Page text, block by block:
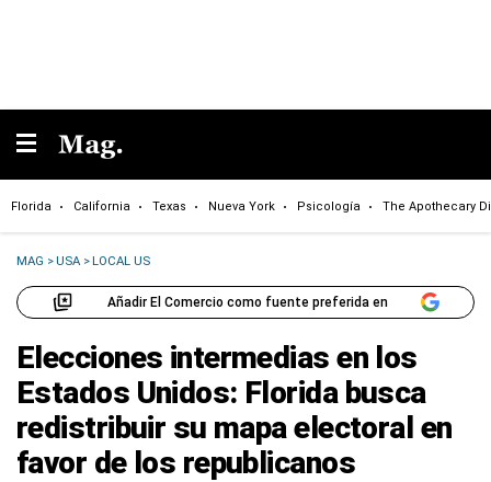
Florida California Texas Nueva York Psicología The Apothecary
MAG >USA >LOCAL US
Añadir El Comercio como fuente preferida en
Elecciones intermedias en los
Estados Unidos: Florida busca
redistribuir su mapa electoral en
favor de los republicanos